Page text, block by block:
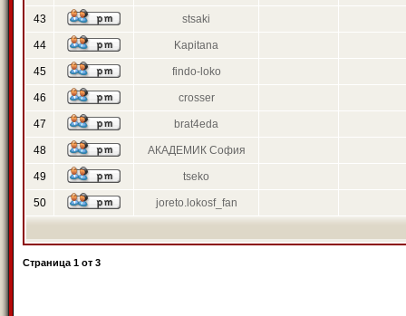
43 stsaki
44 Kapitana
45 findo-loko
46 crosser
47 brat4eda
48 АКАДЕМИК София
49 tseko
50 joreto.lokosf_fan
Страница 1 от 3